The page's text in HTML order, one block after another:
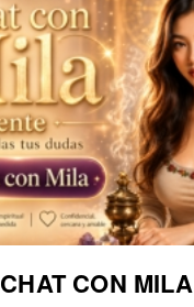
CHAT CON MILA